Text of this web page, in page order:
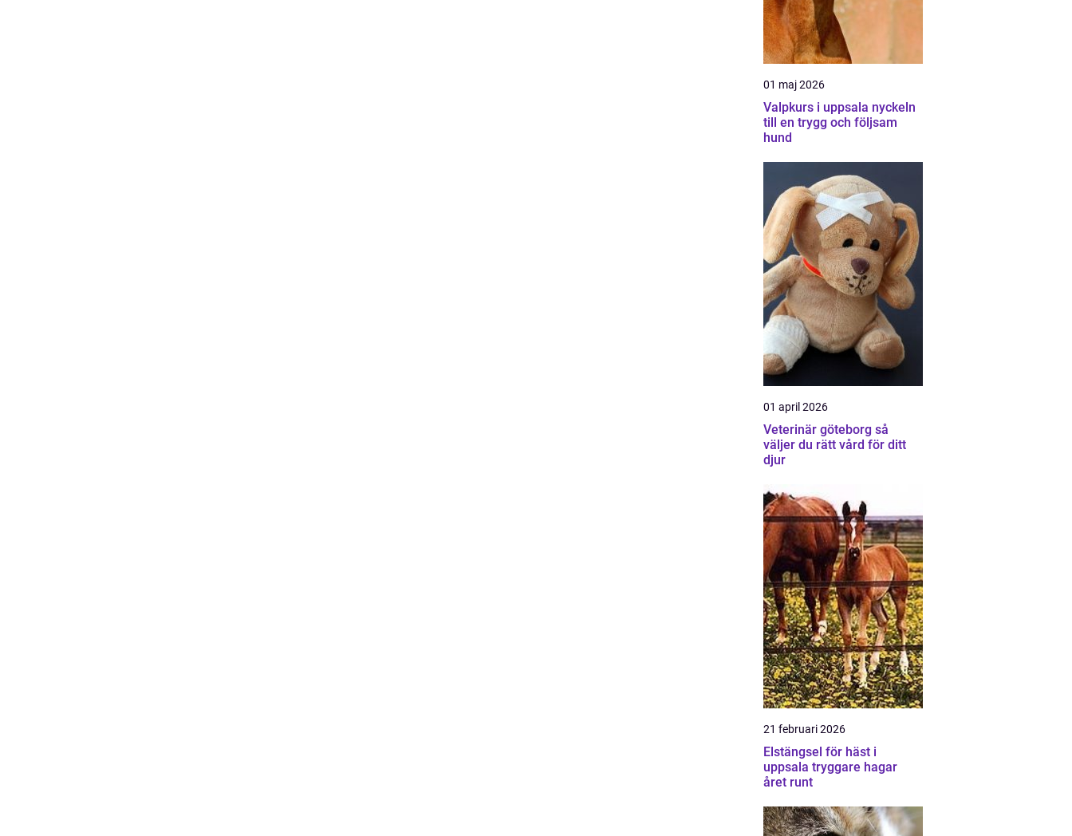
01 maj 2026
Valpkurs i uppsala nyckeln
till en trygg och följsam
hund
01 april 2026
Veterinär göteborg så
väljer du rätt vård för ditt
djur
21 februari 2026
Elstängsel för häst i
uppsala tryggare hagar
året runt